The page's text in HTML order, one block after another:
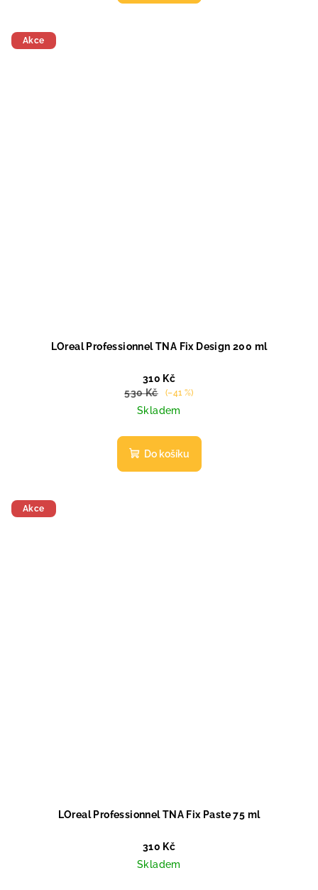
Akce
LOreal Professionnel TNA Fix Design 200 ml
310 Kč
530 Kč
(–41 %)
Skladem
Do košíku
Akce
LOreal Professionnel TNA Fix Paste 75 ml
310 Kč
Skladem